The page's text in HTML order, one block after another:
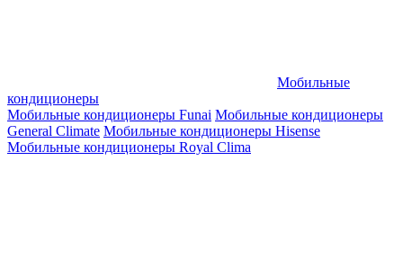
Мобильные
кондиционеры
Мобильные кондиционеры Funai Мобильные кондиционеры
General Climate Мобильные кондиционеры Hisense
Мобильные кондиционеры Royal Clima